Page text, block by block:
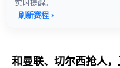
和曼联、切尔西抢人